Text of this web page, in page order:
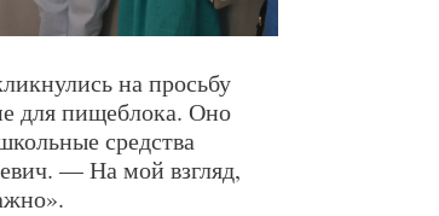
на просьбу
для пищеблока. Оно
средства
— На мой взгляд,